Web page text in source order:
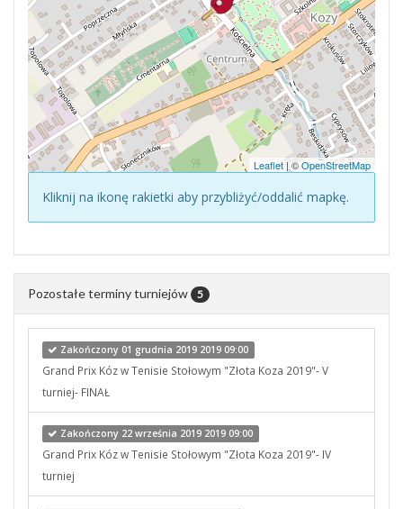
Leaflet | ©OpenStreetMap
Kliknij na ikonę rakietki aby przybliżyć/oddalić mapkę.
Pozostałe terminy turniejów 5
Zakończony 01 grudnia 2019 2019 09:00
Grand Prix Kóz w Tenisie Stołowym "Złota Koza 2019"- V
turniej- FINAŁ
Zakończony 22 września 2019 2019 09:00
Grand Prix Kóz w Tenisie Stołowym "Złota Koza 2019"- IV
turniej